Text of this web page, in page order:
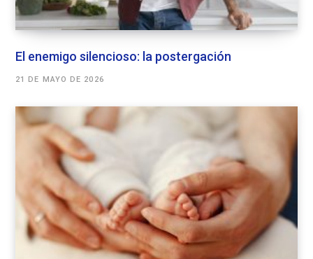
El enemigo silencioso: la postergación
21 DE MAYO DE 2026